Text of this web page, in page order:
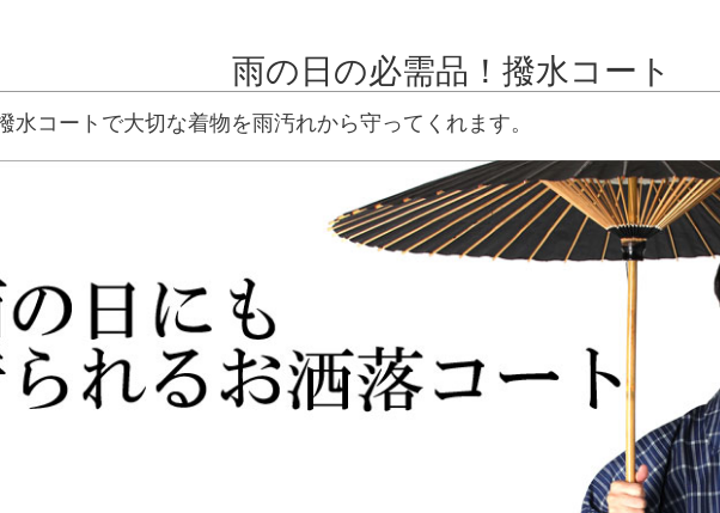
雨の日の必需品！撥水コート
水コートで大切な着物を雨汚れから守ってくれます。